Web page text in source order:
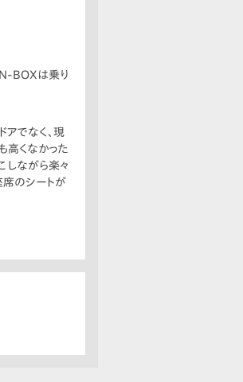
N-BOXは乗り
でなく、現
高くなかった
しながら楽々
席のシートが